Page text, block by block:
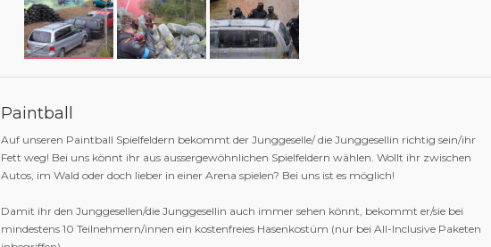
Paintball
Auf unseren Paintball Spielfeldern bekommt der Junggeselle/ die Junggesellin richtig sein/ihr
Fett weg! Bei uns könnt ihr aus aussergewöhnlichen Spielfeldern wählen. Wollt ihr zwischen
Autos, im Wald oder doch lieber in einer Arena spielen? Bei uns ist es möglich!
Damit ihr den Junggesellen/die Junggesellin auch immer sehen könnt, bekommt er/sie bei
mindestens 10 Teilnehmern/innen ein kostenfreies Hasenkostüm (nur bei All-Inclusive Paketen